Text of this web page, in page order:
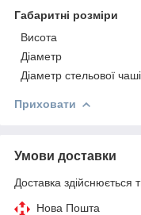
Габаритні розміри
Висота
Діаметр
Діаметр стельової чаші
Приховати
Умови доставки
Доставка здійснюється
Нова Пошта